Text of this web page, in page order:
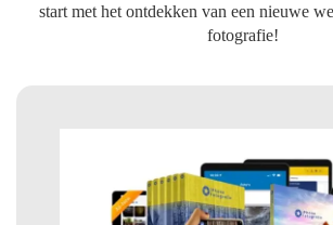
start met het ontdekken van een nieuwe
fotografie!